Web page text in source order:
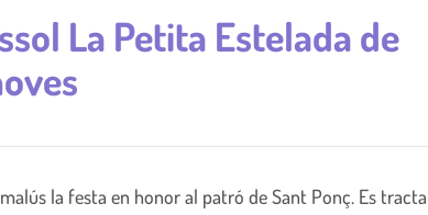
La Petita Estelada de
la festa en honor al patró de Sant Ponç. Es tracta